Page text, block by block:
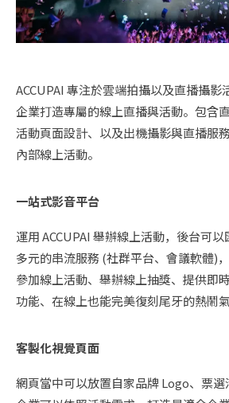
ACCUPAI 專注於雲端拍攝以及直播攝影
企業打造專屬的線上直播與活動。包含
活動頁面設計、以及出機攝影與直播服
內部線上活動。
一站式影音平台
運用 ACCUPAI 舉辦線上活動，後台可
多元的串流服務 (社群平台、會議軟體)
參加線上活動、舉辦線上抽獎、提供即
功能、在線上也能完美復刻尾牙的熱鬧氣
客製化視覺頁面
網頁當中可以放置自家品牌 Logo、票